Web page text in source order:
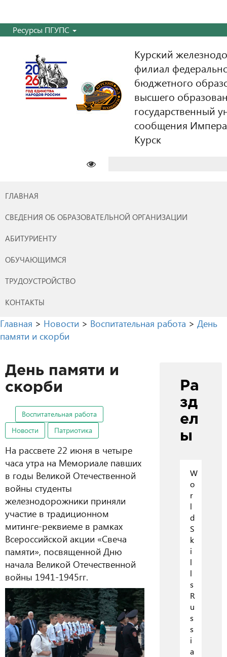
Ресурсы ПГУПС
Курский
филиал
бюджетного
высшего
государственный
сообщения
Курск
ГЛАВНАЯ
СВЕДЕНИЯ ОБ ОБРАЗОВАТЕЛЬНОЙ ОРГАНИЗАЦИИ
АБИТУРИЕНТУ
ОБУЧАЮЩИМСЯ
ТРУДОУСТРОЙСТВО
КОНТАКТЫ
Главная > Новости > Воспитательная работа > День
памяти и скорби
День памяти и
скорби
Воспитательная работа
Новости
Патриотика
На рассвете 22 июня в четыре
часа утра на Мемориале павших
в годы Великой Отечественной
войны студенты
железнодорожники приняли
участие в традиционном
митинге-реквиеме в рамках
Всероссийской акции «Свеча
памяти», посвященной Дню
начала Великой Отечественной
войны 1941-1945гг.
Ра
зд
ел
ы
W
o
r
l
d
S
k
i
l
l
s
R
u
s
s
i
a